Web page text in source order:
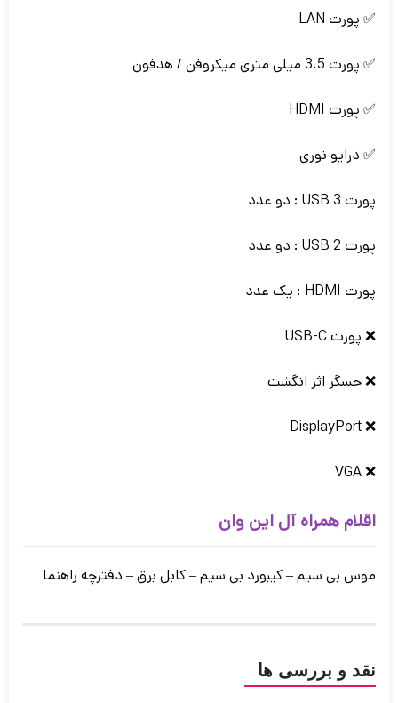
✅ پورت LAN
✅ پورت 3.5 میلی متری میکروفن / هدفون
✅ پورت HDMI
✅ درایو نوری
پورت USB 3 : دو عدد
پورت USB 2 : دو عدد
پورت HDMI : یک عدد
❌ پورت USB-C
❌ حسگر اثر انگشت
❌ DisplayPort
❌ VGA
اقلام همراه آل این وان
موس بی سیم – کیبورد بی سیم – کابل برق – دفترچه راهنما
نقد و بررسی ها